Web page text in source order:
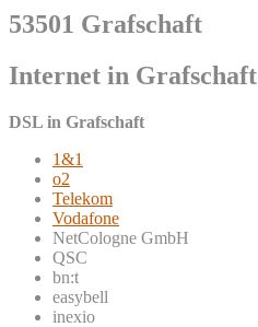
53501 Grafschaft
Internet in Grafschaft
DSL in Grafschaft
1&1
o2
Telekom
Vodafone
NetCologne GmbH
QSC
bn:t
easybell
inexio